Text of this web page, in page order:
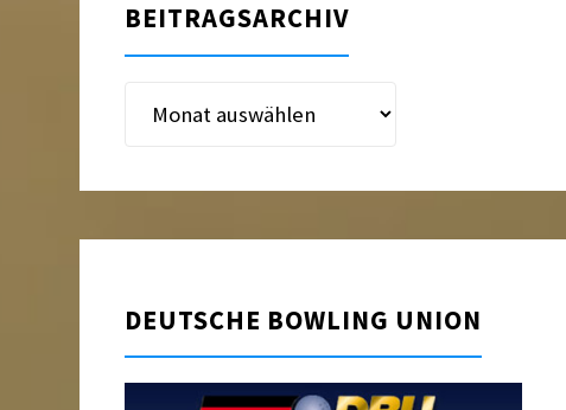
BEITRAGSARCHIV
Beitragsarchiv
DEUTSCHE BOWLING UNION